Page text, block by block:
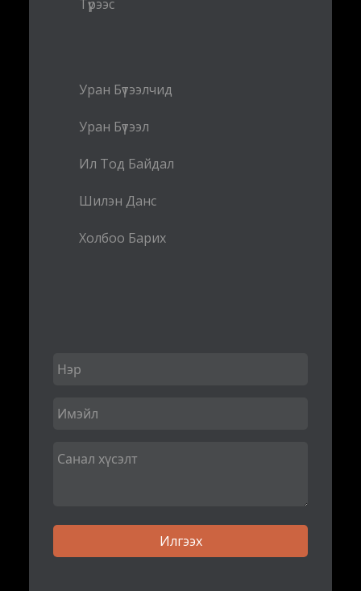
Түрээс
Уран Бүтээлчид
Уран Бүтээл
Ил Тод Байдал
Шилэн Данс
Холбоо Барих